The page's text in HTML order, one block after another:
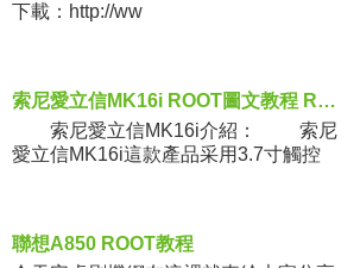
下載：http://ww
索尼愛立信MK16i ROOT圖文教程 ROOT工具下載
索尼愛立信MK16i介紹： 索尼
愛立信MK16i這款產品采用3.7寸觸控
聯想A850 ROOT教程